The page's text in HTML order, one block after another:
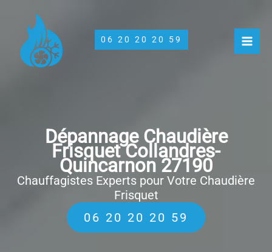
contenu
06 20 20 20 59
Dépannage Chaudière
Frisquet Collandres-
Quincarnon 27190
Chauffagistes Experts pour Votre Chaudière
Frisquet
06 20 20 20 59